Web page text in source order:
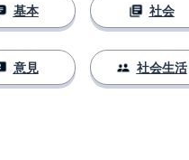
基本
意見
社会
社会生活